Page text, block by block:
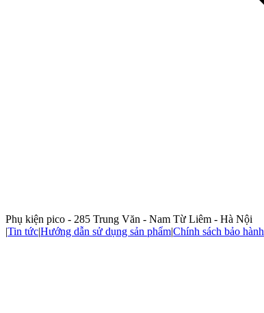
Phụ kiện pico - 285 Trung Văn - Nam Từ Liêm - Hà Nội
|Tin tức|Hướng dẫn sử dụng sản phẩm|Chính sách bảo hành